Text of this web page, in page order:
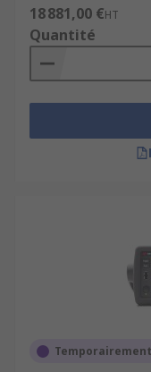
18 881,00 €HT
Quantité